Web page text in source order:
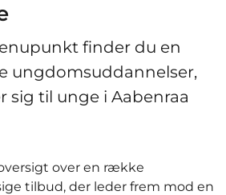
finder du en
ungdomsuddannelser,
sig til unge i Aabenraa
over en række
tilbud, der leder frem mod en